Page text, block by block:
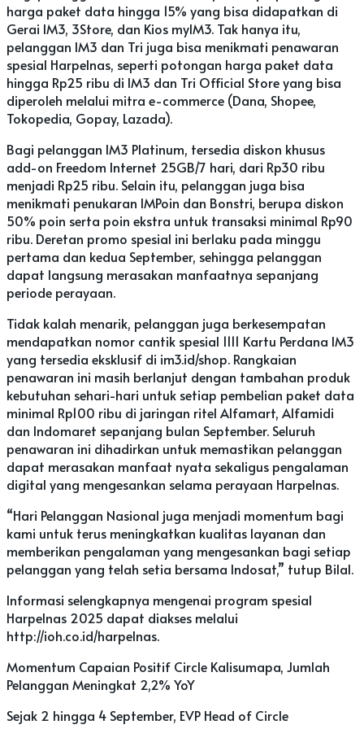
harga paket data hingga 15% yang bisa didapatkan di
Gerai IM3, 3Store, dan Kios myIM3. Tak hanya itu,
pelanggan IM3 dan Tri juga bisa menikmati penawaran
spesial Harpelnas, seperti potongan harga paket data
hingga Rp25 ribu di IM3 dan Tri Official Store yang bisa
diperoleh melalui mitra e-commerce (Dana, Shopee,
Tokopedia, Gopay, Lazada).
Bagi pelanggan IM3 Platinum, tersedia diskon khusus
add-on Freedom Internet 25GB/7 hari, dari Rp30 ribu
menjadi Rp25 ribu. Selain itu, pelanggan juga bisa
menikmati penukaran IMPoin dan Bonstri, berupa diskon
50% poin serta poin ekstra untuk transaksi minimal Rp90
ribu. Deretan promo spesial ini berlaku pada minggu
pertama dan kedua September, sehingga pelanggan
dapat langsung merasakan manfaatnya sepanjang
periode perayaan.
Tidak kalah menarik, pelanggan juga berkesempatan
mendapatkan nomor cantik spesial 1111 Kartu Perdana IM3
yang tersedia eksklusif di im3.id/shop. Rangkaian
penawaran ini masih berlanjut dengan tambahan produk
kebutuhan sehari-hari untuk setiap pembelian paket data
minimal Rp100 ribu di jaringan ritel Alfamart, Alfamidi
dan Indomaret sepanjang bulan September. Seluruh
penawaran ini dihadirkan untuk memastikan pelanggan
dapat merasakan manfaat nyata sekaligus pengalaman
digital yang mengesankan selama perayaan Harpelnas.
“Hari Pelanggan Nasional juga menjadi momentum bagi
kami untuk terus meningkatkan kualitas layanan dan
memberikan pengalaman yang mengesankan bagi setiap
pelanggan yang telah setia bersama Indosat,” tutup Bilal.
Informasi selengkapnya mengenai program spesial
Harpelnas 2025 dapat diakses melalui
http://ioh.co.id/harpelnas.
Momentum Capaian Positif Circle Kalisumapa, Jumlah
Pelanggan Meningkat 2,2% YoY
Sejak 2 hingga 4 September, EVP Head of Circle